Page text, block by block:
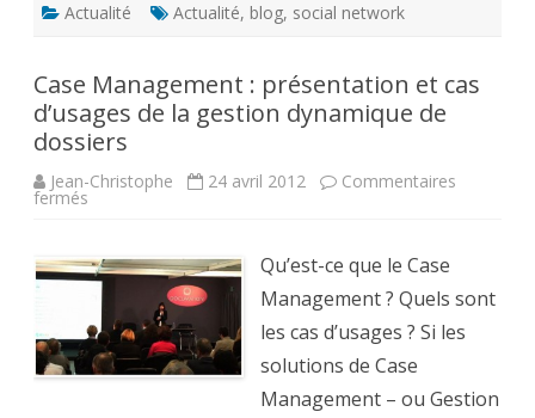
Actualité Actualité, blog, social network
Case Management : présentation et cas
d’usages de la gestion dynamique de
dossiers
Jean-Christophe 24 avril 2012 Commentaires
fermés
présentation
et
cas
d’usages
de
la
gestion
dynamique
Qu’est-ce que le Case
Management ? Quels sont
les cas d’usages ? Si les
solutions de Case
Management – ou Gestion